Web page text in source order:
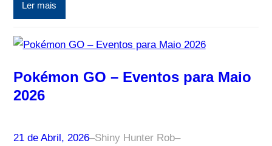
Ler mais
Pokémon GO – Eventos para Maio
2026
21 de Abril, 2026–Shiny Hunter Rob–